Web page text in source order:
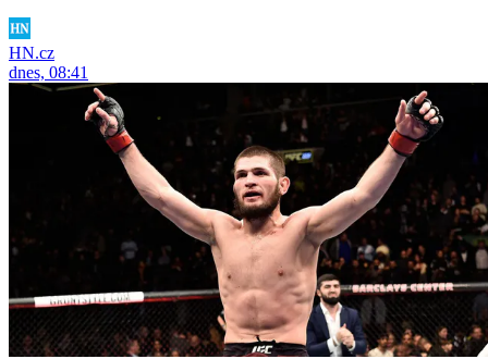
HN.cz
dnes, 08:41